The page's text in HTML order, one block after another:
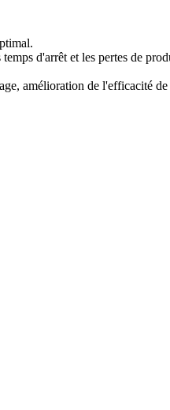
d'arrêt et les pertes de
amélioration de l'efficacité